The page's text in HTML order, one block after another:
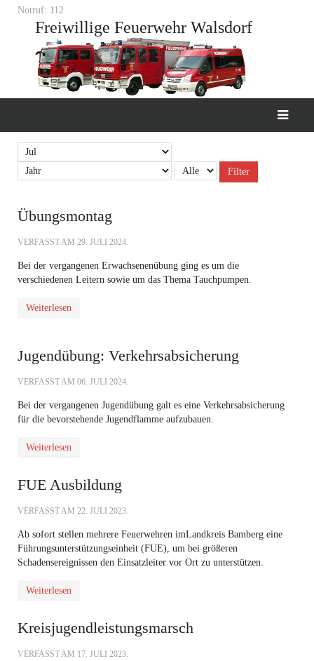
Notruf: 112
Freiwillige Feuerwehr Walsdorf
Filter
Übungsmontag
VERFASST AM 29. JULI 2024.
Bei der vergangenen Erwachsenenübung ging es um die
verschiedenen Leitern sowie um das Thema Tauchpumpen.
Weiterlesen
Jugendübung: Verkehrsabsicherung
VERFASST AM 06. JULI 2024.
Bei der vergangenen Jugendübung galt es eine Verkehrsabsicherung
für die bevorstehende Jugendflamme aufzubauen.
Weiterlesen
FUE Ausbildung
VERFASST AM 22. JULI 2023.
Ab sofort stellen mehrere Feuerwehren imLandkreis Bamberg eine
Führungsunterstützungseinheit (FUE), um bei größeren
Schadensereignissen den Einsatzleiter vor Ort zu unterstützen.
Weiterlesen
Kreisjugendleistungsmarsch
VERFASST AM 17. JULI 2023.